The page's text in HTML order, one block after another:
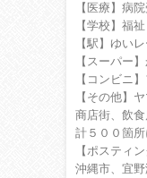
【医療】病
【学校】福
【駅】ゆい
【スーパー
【コンビニ
【その他】
商店街、飲
計５００箇
【ポスティン
沖縄市、宜野